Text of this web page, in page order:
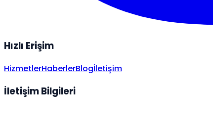
Hızlı Erişim
HizmetlerHaberlerBlogİletişim
İletişim Bilgileri